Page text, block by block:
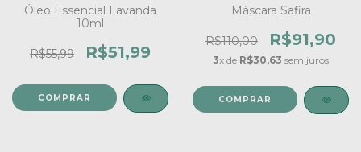
Óleo Essencial Lavanda
10ml
R$55,99 R$51,99
Máscara Safira
R$110,00 R$91,90
3x de R$30,63 sem juros